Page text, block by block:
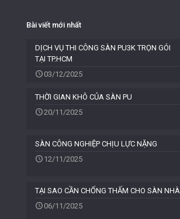
Bài viết mới nhất
DỊCH VỤ THI CÔNG SÀN PU3K TRỌN GÓI
TẠI TP.HCM
03/12/2025
THỜI GIAN KHÔ CỦA SÀN PU
20/11/2025
SÀN CÔNG NGHIỆP CHỊU LỰC NẶNG
12/11/2025
TẠI SAO CẦN CHỐNG THẤM CHO SÀN NHÀ
06/11/2025